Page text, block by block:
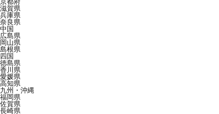
滋賀県
兵庫県
奈良県
中国
広島県
岡山県
島根県
四国
徳島県
香川県
愛媛県
高知県
九州・沖縄
福岡県
佐賀県
長崎県